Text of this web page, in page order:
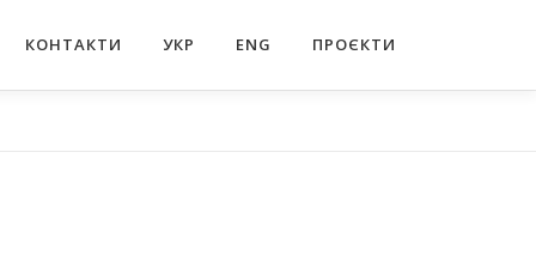
КОНТАКТИ УКР ENG ПРОЄКТИ